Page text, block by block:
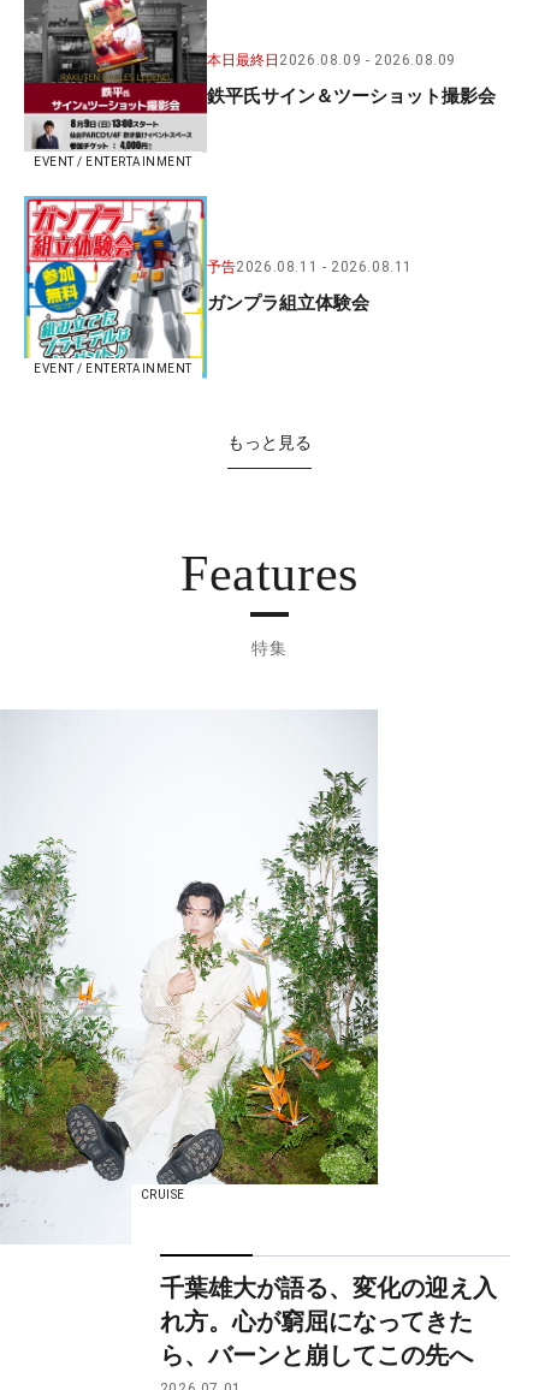
EVENT / ENTERTAINMENT
本日最終日 2026.08.09 2026.08.09
鉄平氏サイン＆ツーショット撮影会
EVENT / ENTERTAINMENT
予告2026.08.11 2026.08.11
ガンプラ組立体験会
もっと見る
Features
特集
CRUISE
千葉雄大が語る、変化の迎え入
れ方。心が窮屈になってきた
ら、バーンと崩してこの先へ